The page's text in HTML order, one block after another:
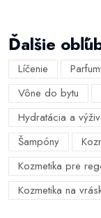
Ďalšie
Líčenie
Vône do bytu
Hydratácia a
Šampóny
Kozmetika pre
Kozmetika na